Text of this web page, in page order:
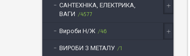
САНТЕХНІКА, ЕЛЕКТРИКА,
ВАГИ
4577
Вироби Н/Ж 46
ВИРОБИ З МЕТАЛУ 1